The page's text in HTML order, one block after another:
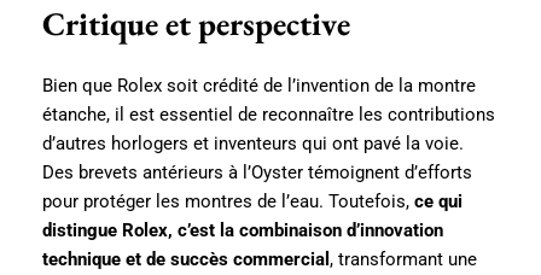
Critique et perspective
Bien que Rolex soit crédité de l’invention de la montre
étanche, il est essentiel de reconnaître les contributions
d’autres horlogers et inventeurs qui ont pavé la voie.
Des brevets antérieurs à l’Oyster témoignent d’efforts
pour protéger les montres de l’eau. Toutefois, ce qui
distingue Rolex, c’est la combinaison d’innovation
technique et de succès commercial , transformant une